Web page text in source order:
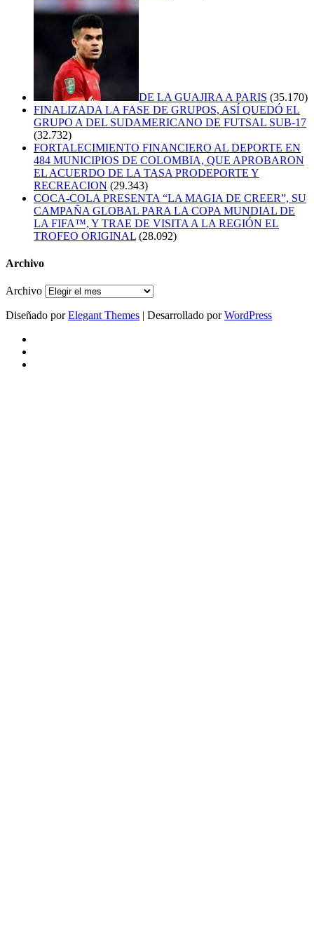
DE LA GUAJIRA A PARIS (35.170)
FINALIZADA LA FASE DE GRUPOS, ASÍ QUEDÓ EL
GRUPO A DEL SUDAMERICANO DE FUTSAL SUB-17
(32.732)
FORTALECIMIENTO FINANCIERO AL DEPORTE EN
484 MUNICIPIOS DE COLOMBIA, QUE APROBARON
EL ACUERDO DE LA TASA PRODEPORTE Y
RECREACION (29.343)
COCA-COLA PRESENTA “LA MAGIA DE CREER”, SU
CAMPAÑA GLOBAL PARA LA COPA MUNDIAL DE
LA FIFA™, Y TRAE DE VISITA A LA REGIÓN EL
TROFEO ORIGINAL (28.092)
Archivo
Archivo
Diseñado porElegant Themes | Desarrollado porWordPress